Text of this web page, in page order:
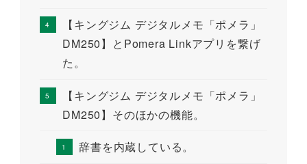
【キングジム デジタルメモ「ポメラ」
DM250】とPomera Linkアプリを繋げ
た。
【キングジム デジタルメモ「ポメラ」
DM250】そのほかの機能。
辞書を内蔵している。